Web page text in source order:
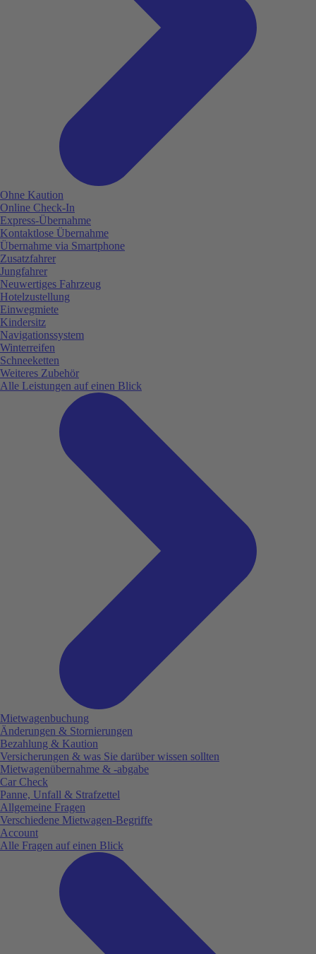
Ohne Kaution
Online Check-In
Express-Übernahme
Kontaktlose Übernahme
Übernahme via Smartphone
Zusatzfahrer
Jungfahrer
Neuwertiges Fahrzeug
Hotelzustellung
Einwegmiete
Kindersitz
Navigationssystem
Winterreifen
Schneeketten
Weiteres Zubehör
Alle Leistungen auf einen Blick
Mietwagenbuchung
Änderungen & Stornierungen
Bezahlung & Kaution
Versicherungen & was Sie darüber wissen sollten
Mietwagenübernahme & -abgabe
Car Check
Panne, Unfall & Strafzettel
Allgemeine Fragen
Verschiedene Mietwagen-Begriffe
Account
Alle Fragen auf einen Blick